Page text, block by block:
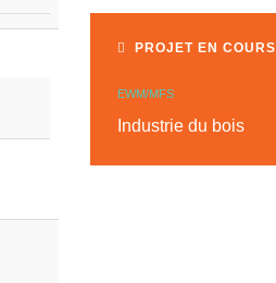
PROJET EN COURS
EWM/MFS
Industrie du bois